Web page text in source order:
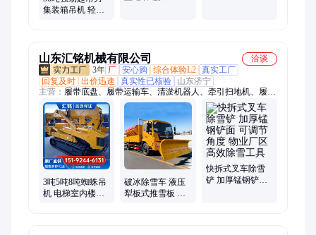
集装箱吊机 轻松
山东汇铭机械有限公司
洽谈
3年 厂 安心购 综合体验L2 真实工厂
回复及时 出价迅速 真实性已核验
山东济宁
主营： 履带底盘、履带运输车、清淤机器人、牵引扫地机、履带
叉车、推雪铲、除雪滚、融雪撒布机、除雪机、路面吹扫机、护
栏清洗机、修剪机、抓木机、蜘蛛吊车、沥青搅拌机、履带割草
机、液压动力站
3吨5吨8吨蜘蛛吊
机 电梯室内楼顶
破冰除雪车 液压
犁板式推雪板 叉
快拆式叉车除雪
铲 加厚锰钢铲面